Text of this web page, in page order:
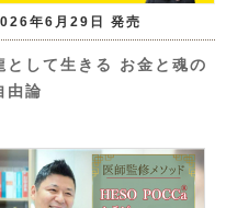
年6月29日 発売
として生きる お金と魂の
由論